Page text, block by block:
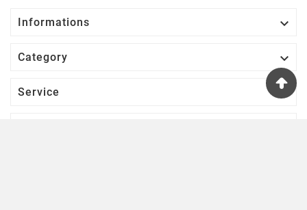
Informations 
Category 
Service 